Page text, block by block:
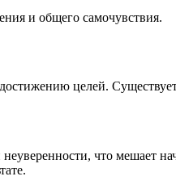
и общего самочувствия.
целей.
что мешает